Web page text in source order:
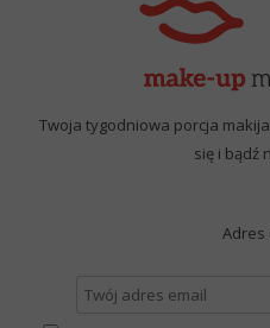
Twoja tygodniowa porcja
się i bądź
Adres